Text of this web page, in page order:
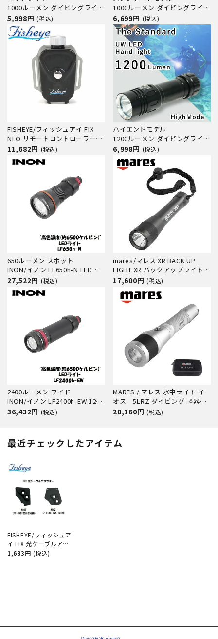
1000ルーメン ダイビングライト
UW LED ヘッド ライト 1000 /
HighMode The Standard ザ・
スタンダード 18650バッテリー
【バッテリー・充電器 別売】
5,998円 (税込)
1000ルーメン ダイビングライト
UW LED ハンド ライト 1000 /
HighMode The Standard ザ・
スタンダード 18650バッテリー
【バッテリー・充電器 別売】
18650
6,699円 (税込)
FISHEYE/フィッシュアイ FIX
NEO リモートコントローラー
FRIE【30394】
11,682円 (税込)
ハイエンドモデル
1200ルーメン ダイビングライト
UW LED ハンド ライト 1200 /
HighMode The Standard ザ・
スタンダード 18650 26650
【バッテリー・充電器 別売】
6,998円 (税込)
650ルーメン スポット
INON/イノン LF650h-N LED水
中ライト
27,522円 (税込)
mares/マレス XR BACK UP
LIGHT XR バックアップライト
水中ライト アクセサリー ダイビ
17,600円 (税込)
2400ルーメン ワイド
INON/イノン LF2400h-EW 12段
階調光
36,432円 (税込)
MARES / マレス 水中ライト イ
オス 5LRZ ダイビング 軽器材
スキューバ スキューバダイビン
28,160円 (税込)
最近チェックしたアイテム
FISHEYE/フィッシュア
イ FIX 光ケーブルアダ
プター【21097・
1,683円 (税込)